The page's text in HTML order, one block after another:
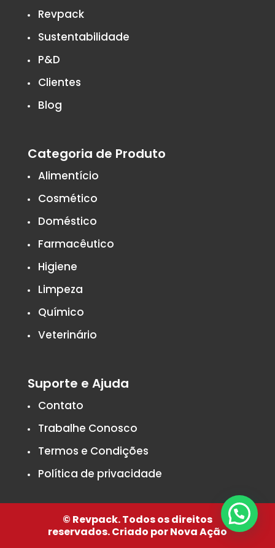
Revpack
Sustentabilidade
P&D
Clientes
Blog
Categoria de Produto
Alimentício
Cosmético
Doméstico
Farmacêutico
Higiene
Limpeza
Químico
Veterinário
Suporte e Ajuda
Contato
Trabalhe Conosco
Termos e Condições
Política de privacidade
© Revpack. Todos os direitos
reservados.Criado por Nova Ação